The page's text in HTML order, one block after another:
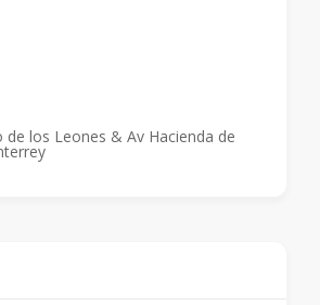
de los Leones & Av Hacienda de